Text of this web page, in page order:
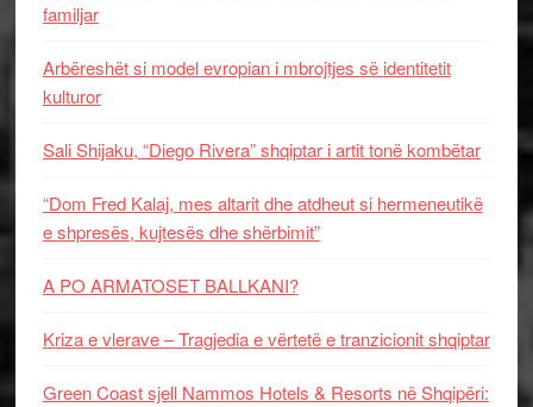
familjar
Arbëreshët si model evropian i mbrojtjes së identitetit
kulturor
Sali Shijaku, “Diego Rivera” shqiptar i artit tonë kombëtar
“Dom Fred Kalaj, mes altarit dhe atdheut si hermeneutikë
e shpresës, kujtesës dhe shërbimit”
A PO ARMATOSET BALLKANI?
Kriza e vlerave – Tragjedia e vërtetë e tranzicionit shqiptar
Green Coast sjell Nammos Hotels & Resorts në Shqipëri: